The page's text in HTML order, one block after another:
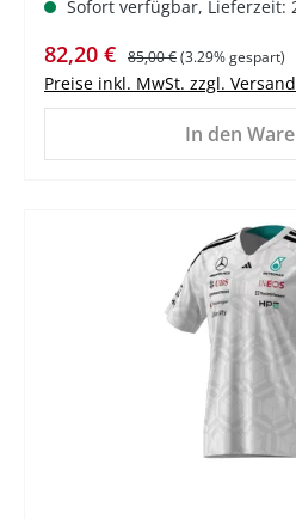
Sofort verfügbar, Lieferzeit:
Verkaufspreis:
82,20 € Regulärer Preis:
85,00 €(3.29% gespart)
Preise inkl. MwSt. zzgl.
In den